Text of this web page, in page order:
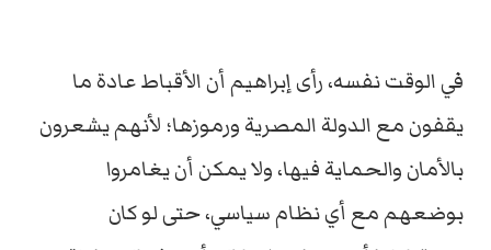
في الوقت نفسه، رأى إبراهيم أن الأقباط عادة ما
يقفون مع الدولة المصرية ورموزها؛ لأنهم يشعرون
بالأمان والحماية فيها، ولا يمكن أن يغامروا
بوضعهم مع أي نظام سياسي، حتى لو كان